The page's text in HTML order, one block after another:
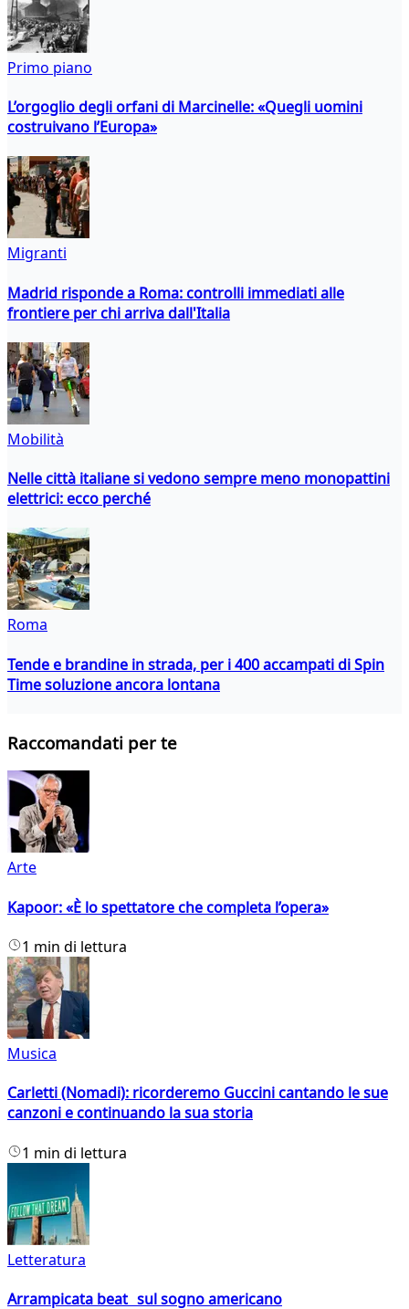
Primo piano
L’orgoglio degli orfani di Marcinelle: «Quegli uomini
costruivano l’Europa»
Migranti
Madrid risponde a Roma: controlli immediati alle
frontiere per chi arriva dall'Italia
Mobilità
Nelle città italiane si vedono sempre meno monopattini
elettrici: ecco perché
Roma
Tende e brandine in strada, per i 400 accampati di Spin
Time soluzione ancora lontana
Raccomandati per te
Arte
Kapoor: «È lo spettatore che completa l’opera»
1 min di lettura
Musica
Carletti (Nomadi): ricorderemo Guccini cantando le sue
canzoni e continuando la sua storia
1 min di lettura
Letteratura
Arrampicata beat sul sogno americano